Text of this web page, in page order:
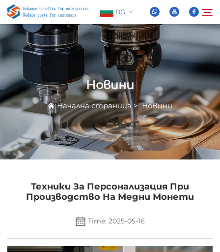
BG
За Нас
Продукти
Новини
ЧЗВ
Търсене
Новини
Начална страница>Новини
Техники За Персонализация При
Производство На Медни Монети
Time: 2025-05-16